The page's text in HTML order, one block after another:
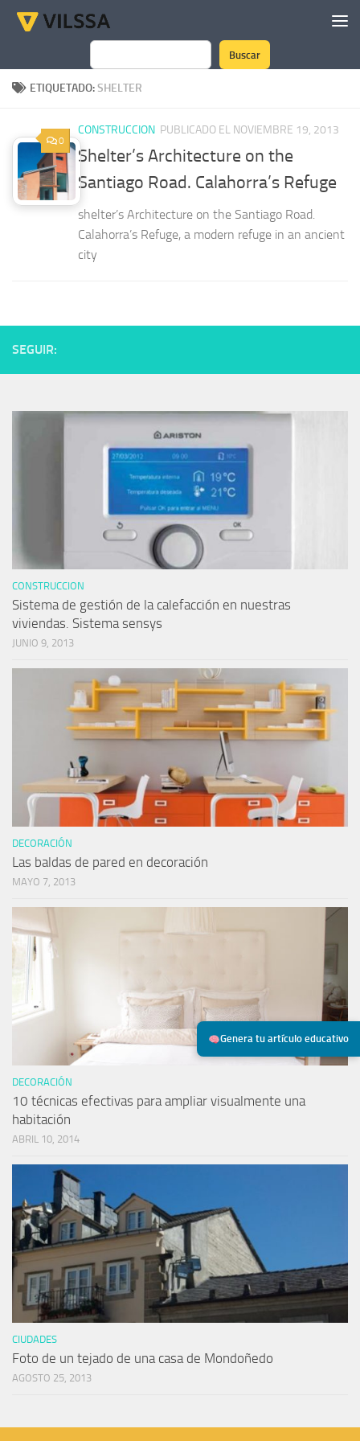
Genera tu artículo educativo
Saltar al contenido
Buscar
Buscar
ETIQUETADO:SHELTER
0
CONSTRUCCION PUBLICADO EL NOVIEMBRE 19, 2013
Shelter’s Architecture on the
Santiago Road. Calahorra’s Refuge
shelter’s Architecture on the Santiago Road.
Calahorra’s Refuge, a modern refuge in an ancient
city
SEGUIR:
CONSTRUCCION
Sistema de gestión de la calefacción en nuestras
viviendas. Sistema sensys
JUNIO 9, 2013
DECORACIÓN
Las baldas de pared en decoración
MAYO 7, 2013
DECORACIÓN
10 técnicas efectivas para ampliar visualmente una
habitación
ABRIL 10, 2014
CIUDADES
Foto de un tejado de una casa de Mondoñedo
AGOSTO 25, 2013